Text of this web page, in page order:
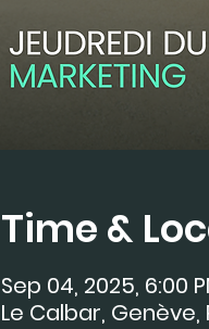
Time &
Sep 04, 2025, 6:00
Le Calbar, Genève,